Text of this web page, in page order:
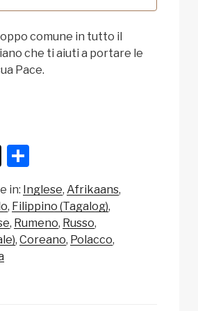
comune in tutto il
che ti aiuti a portare le
Pace.
S
a
p
c
h
n
di
vi
in: Inglese Afrikaans
Filippino (Tagalog)
Rumeno Russo
Coreano Polacco